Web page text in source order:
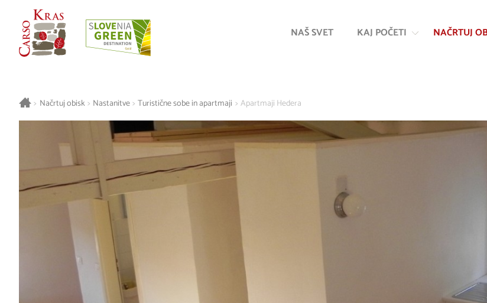
vsebino
NAŠ SVET KAJ POČETI NAČRTUJ
> Načrtuj obisk > Nastanitve > Turistične sobe in apartmaji > Apartmaji Hedera